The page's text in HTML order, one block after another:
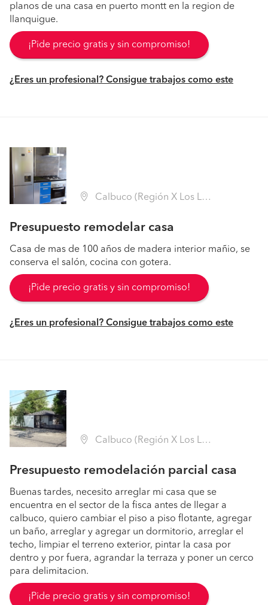
planos de una casa en puerto montt en la region de
llanquigue.
¡Pide precio gratis y sin compromiso!
¿Eres un profesional? Consigue trabajos como este
Calbuco (Región X Los Lagos - Llanquihue)
Presupuesto remodelar casa
Casa de mas de 100 años de madera interior mañio, se
conserva el salón, cocina con gotera.
¡Pide precio gratis y sin compromiso!
¿Eres un profesional? Consigue trabajos como este
Calbuco (Región X Los Lagos - Llanquihue)
Presupuesto remodelación parcial casa
Buenas tardes, necesito arreglar mi casa que se
encuentra en el sector de la fisca antes de llegar a
calbuco, quiero cambiar el piso a piso flotante, agregar
un baño, arreglar y agregar un dormitorio, arreglar el
techo, limpiar el terreno exterior, pintar la casa por
dentro y por fuera, agrandar la terraza y poner un cerco
para delimitacion.
¡Pide precio gratis y sin compromiso!